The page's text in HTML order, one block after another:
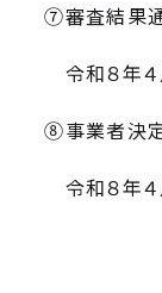
⑦審査結果
令和８年４
⑧事業者決定
令和８年４